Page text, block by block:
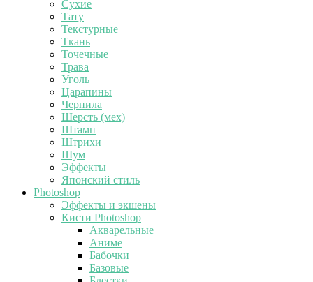
Сухие
Тату
Текстурные
Ткань
Точечные
Трава
Уголь
Царапины
Чернила
Шерсть (мех)
Штамп
Штрихи
Шум
Эффекты
Японский стиль
Photoshop
Эффекты и экшены
Кисти Photoshop
Акварельные
Аниме
Бабочки
Базовые